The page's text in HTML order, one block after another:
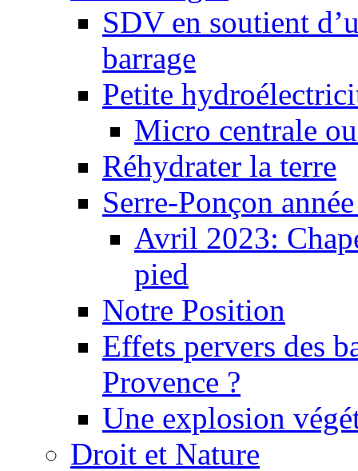
SDV en soutient
barrage
Petite
Micro centrale
Réhydrater la terre
Serre-Ponçon
Avril 2023:
pied
Notre Position
Effets pervers des
Provence ?
Une explosion
Droit et Nature